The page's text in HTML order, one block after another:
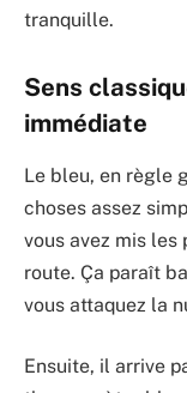
tranquille.
Sens
immédiate
Le bleu, en règle
choses assez
vous avez mis les
route. Ça paraît
vous attaquez la
Ensuite, il arrive